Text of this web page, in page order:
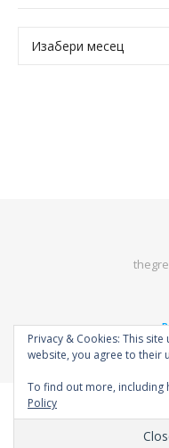
Архива
Privacy & Cookies: This
website, you agree to their
To find out more, including
Policy